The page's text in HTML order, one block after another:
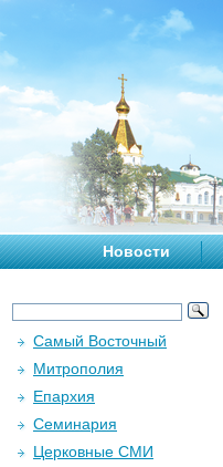
Новости
Самый Восточный
Митрополия
Епархия
Семинария
Церковные СМИ